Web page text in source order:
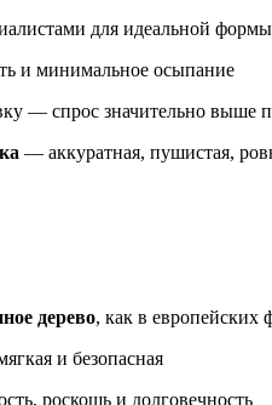
для идеальной формы
и минимальное осыпание
— спрос значительно выше
— аккуратная, пушистая,
дерево, как в европейских
и безопасная
роскошь и долговечность